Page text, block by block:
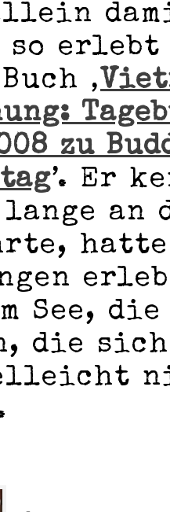
so
‚
zu
’. Er
lange
hatte
See,
die sich